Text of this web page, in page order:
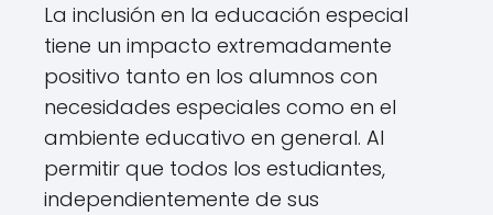
La inclusión en la educación especial
tiene un impacto extremadamente
positivo tanto en los alumnos con
necesidades especiales como en el
ambiente educativo en general. Al
permitir que todos los estudiantes,
independientemente de sus